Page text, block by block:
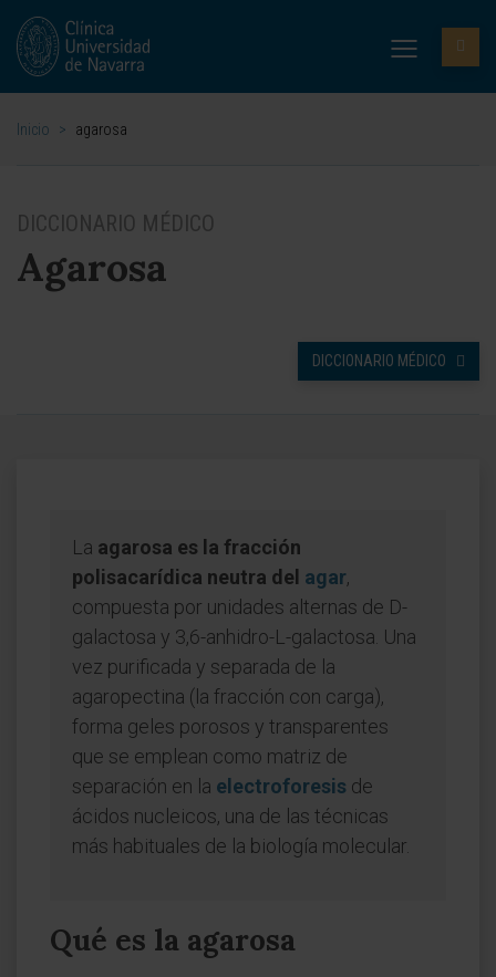
Inicio > agarosa
DICCIONARIO MÉDICO
Agarosa
DICCIONARIO MÉDICO
La agarosa es la fracción
polisacarídica neutra del agar,
compuesta por unidades alternas de D-
galactosa y 3,6-anhidro-L-galactosa. Una
vez purificada y separada de la
agaropectina (la fracción con carga),
forma geles porosos y transparentes
que se emplean como matriz de
separación en la electroforesis de
ácidos nucleicos, una de las técnicas
más habituales de la biología molecular.
Qué es la agarosa